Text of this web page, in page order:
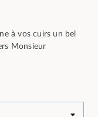
à vos cuirs un bel
Monsieur